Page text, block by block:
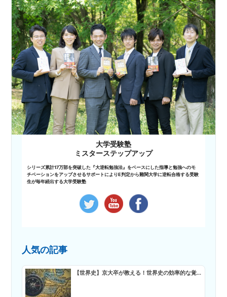
大学受験塾
ミスターステップアップ
シリーズ累計17万部を突破した『大逆転勉強法』をベースにした指導と勉強へのモ
チベーションをアップさせるサポートによりE判定から難関大学に逆転合格する受験
生が毎年続出する大学受験塾
人気の記事
【世界史】京大卒が教える！世界史の効率的な覚...